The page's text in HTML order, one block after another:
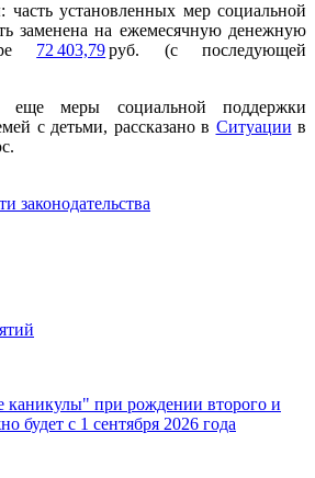
установленных мер социальной
заменена на ежемесячную денежную
72 403,79руб. (с последующей
еще меры социальной поддержки
с детьми, рассказано в Ситуации в
законодательства
при рождении второго и
будет с 1 сентября 2026 года